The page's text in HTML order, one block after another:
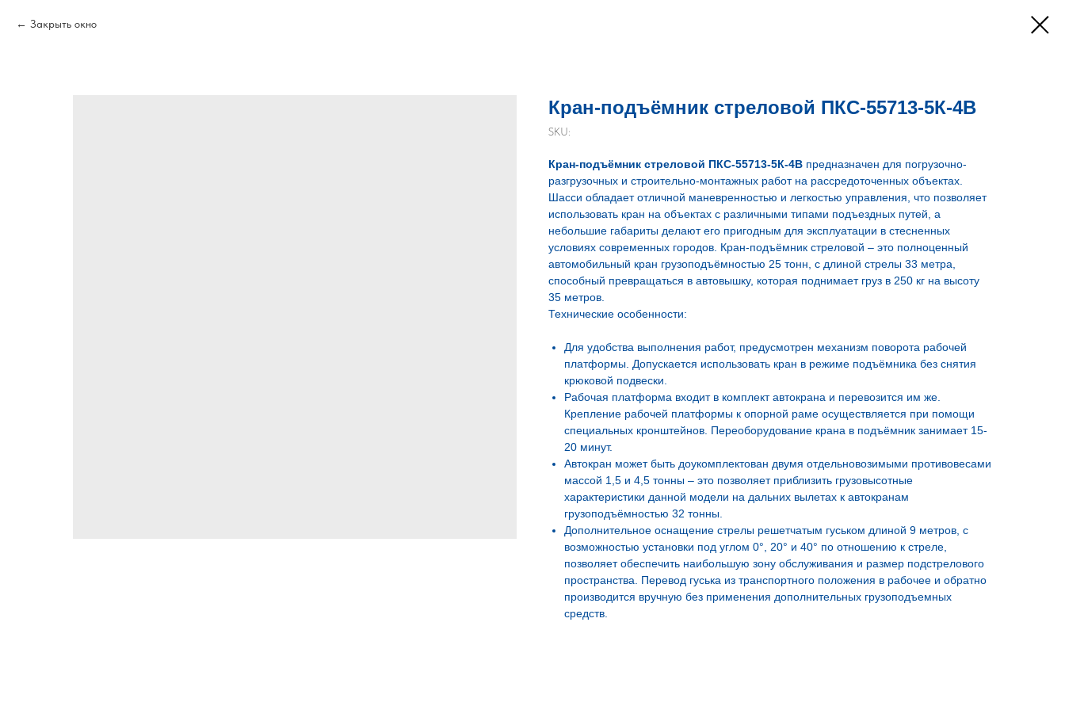
Закрыть окно
Кран-подъёмник стреловой ПКС-55713-5К-4В
SKU:
Кран-подъёмник стреловой ПКС-55713-5К-4В предназначен для погрузочно-
разгрузочных и строительно-монтажных работ на рассредоточенных объектах.
Шасси обладает отличной маневренностью и легкостью управления, что позволяет
использовать кран на объектах с различными типами подъездных путей, а
небольшие габариты делают его пригодным для эксплуатации в стесненных
условиях современных городов. Кран-подъёмник стреловой – это полноценный
автомобильный кран грузоподъёмностью 25 тонн, с длиной стрелы 33 метра,
способный превращаться в автовышку, которая поднимает груз в 250 кг на высоту
35 метров.
Технические особенности:
Для удобства выполнения работ, предусмотрен механизм поворота рабочей
платформы. Допускается использовать кран в режиме подъёмника без снятия
крюковой подвески.
Рабочая платформа входит в комплект автокрана и перевозится им же.
Крепление рабочей платформы к опорной раме осуществляется при помощи
специальных кронштейнов. Переоборудование крана в подъёмник занимает 15-
20 минут.
Автокран может быть доукомплектован двумя отдельновозимыми противовесами
массой 1,5 и 4,5 тонны – это позволяет приблизить грузовысотные
характеристики данной модели на дальних вылетах к автокранам
грузоподъёмностью 32 тонны.
Дополнительное оснащение стрелы решетчатым гуськом длиной 9 метров, с
возможностью установки под углом 0°, 20° и 40° по отношению к стреле,
позволяет обеспечить наибольшую зону обслуживания и размер подстрелового
пространства. Перевод гуська из транспортного положения в рабочее и обратно
производится вручную без применения дополнительных грузоподъемных
средств.